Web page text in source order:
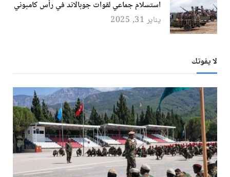
استسلام جماعي لقوات جوبالاند في رأس كامبوني
يناير 31, 2025
لا يفوتك